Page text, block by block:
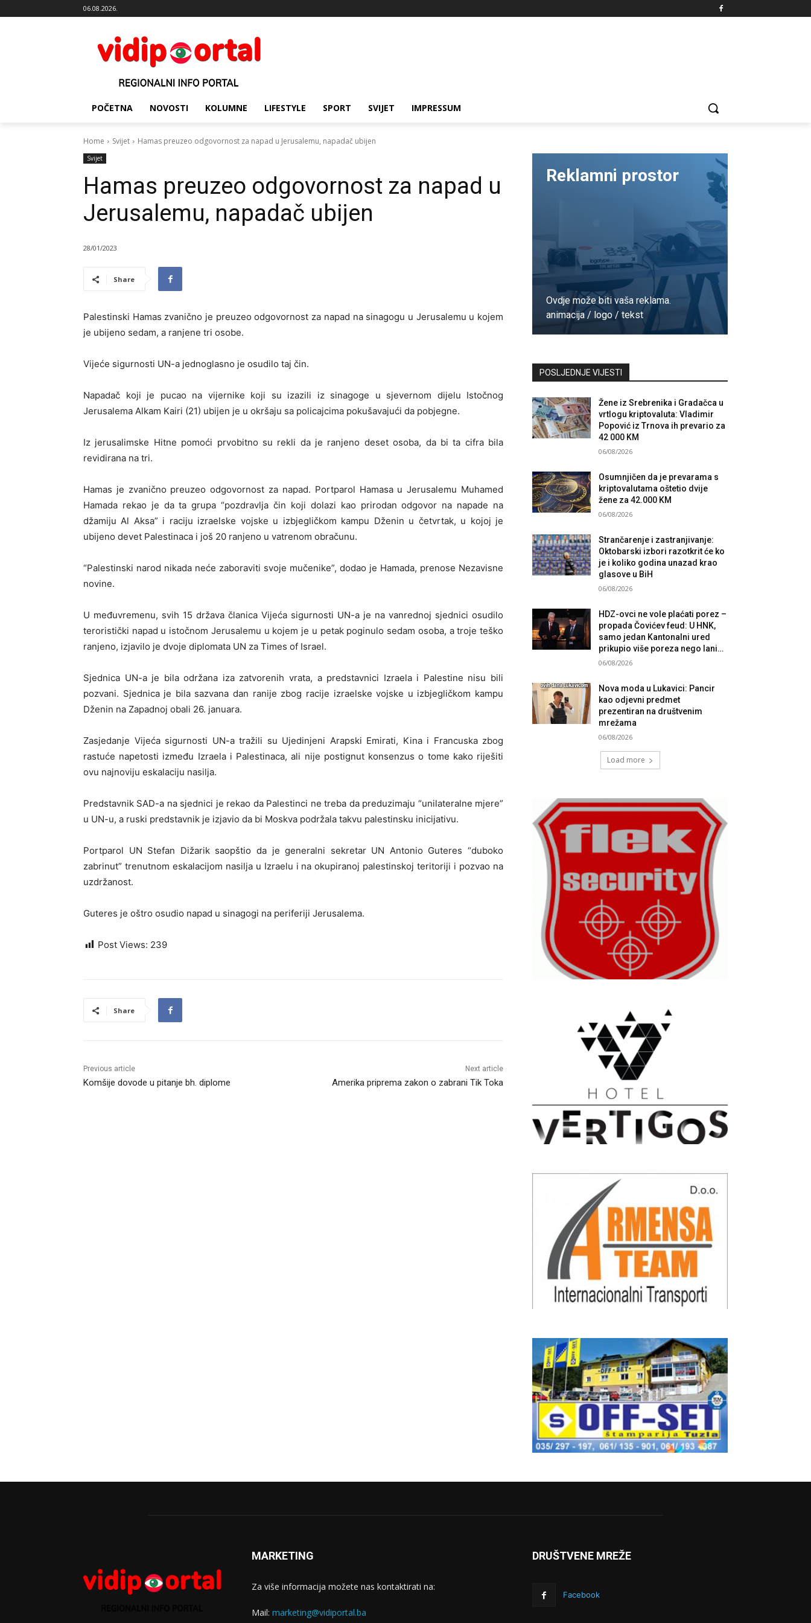
06.08.2026.
POČETNA NOVOSTI KOLUMNE LIFESTYLE SPORT SVIJET IMPRESSUM
Home Svijet Hamas preuzeo odgovornost za napad u Jerusalemu, napadač ubijen
Svijet
Hamas preuzeo odgovornost za napad u
Jerusalemu, napadač ubijen
28/01/2023
Share
Palestinski Hamas zvanično je preuzeo odgovornost za napad na sinagogu u Jerusalemu u kojem
je ubijeno sedam, a ranjene tri osobe.
Vijeće sigurnosti UN-a jednoglasno je osudilo taj čin.
Napadač koji je pucao na vijernike koji su izazili iz sinagoge u sjevernom dijelu Istočnog
Jerusalema Alkam Kairi (21) ubijen je u okršaju sa policajcima pokušavajući da pobjegne.
Iz jerusalimske Hitne pomoći prvobitno su rekli da je ranjeno deset osoba, da bi ta cifra bila
revidirana na tri.
Hamas je zvanično preuzeo odgovornost za napad. Portparol Hamasa u Jerusalemu Muhamed
Hamada rekao je da ta grupa “pozdravlja čin koji dolazi kao prirodan odgovor na napade na
džamiju Al Aksa” i raciju izraelske vojske u izbjegličkom kampu Dženin u četvrtak, u kojoj je
ubijeno devet Palestinaca i još 20 ranjeno u vatrenom obračunu.
“Palestinski narod nikada neće zaboraviti svoje mučenike”, dodao je Hamada, prenose Nezavisne
novine.
U međuvremenu, svih 15 država članica Vijeća sigurnosti UN-a je na vanrednoj sjednici osudilo
teroristički napad u istočnom Jerusalemu u kojem je u petak poginulo sedam osoba, a troje teško
ranjeno, izjavilo je dvoje diplomata UN za Times of Israel.
Sjednica UN-a je bila održana iza zatvorenih vrata, a predstavnici Izraela i Palestine nisu bili
pozvani. Sjednica je bila sazvana dan ranije zbog racije izraelske vojske u izbjegličkom kampu
Dženin na Zapadnoj obali 26. januara.
Zasjedanje Vijeća sigurnosti UN-a tražili su Ujedinjeni Arapski Emirati, Kina i Francuska zbog
rastuće napetosti između Izraela i Palestinaca, ali nije postignut konsenzus o tome kako riješiti
ovu najnoviju eskalaciju nasilja.
Predstavnik SAD-a na sjednici je rekao da Palestinci ne treba da preduzimaju “unilateralne mjere”
u UN-u, a ruski predstavnik je izjavio da bi Moskva podržala takvu palestinsku inicijativu.
Portparol UN Stefan Dižarik saopštio da je generalni sekretar UN Antonio Guteres “duboko
zabrinut” trenutnom eskalacijom nasilja u Izraelu i na okupiranoj palestinskoj teritoriji i pozvao na
uzdržanost.
Guteres je oštro osudio napad u sinagogi na periferiji Jerusalema.
Post Views: 239
Share
Previous article
Komšije dovode u pitanje bh. diplome
Next article
Amerika priprema zakon o zabrani Tik Toka
Reklamni prostor
Ovdje može biti vaša reklama.
animacija / logo / tekst
POSLJEDNJE VIJESTI
Žene iz Srebrenika i Gradačca u
vrtlogu kriptovaluta: Vladimir
Popović iz Trnova ih prevario za
42 000 KM
06/08/2026
Osumnjičen da je prevarama s
kriptovalutama oštetio dvije
žene za 42.000 KM
06/08/2026
Strančarenje i zastranjivanje:
Oktobarski izbori razotkrit će ko
je i koliko godina unazad krao
glasove u BiH
06/08/2026
HDZ-ovci ne vole plaćati porez –
propada Čovićev feud: U HNK,
samo jedan Kantonalni ured
prikupio više poreza nego lani…
06/08/2026
Nova moda u Lukavici: Pancir
kao odjevni predmet
prezentiran na društvenim
mrežama
06/08/2026
Load more
MARKETING
Za više informacija možete nas kontaktirati na:
Mail: marketing@vidiportal.ba
DRUŠTVENE MREŽE
Facebook